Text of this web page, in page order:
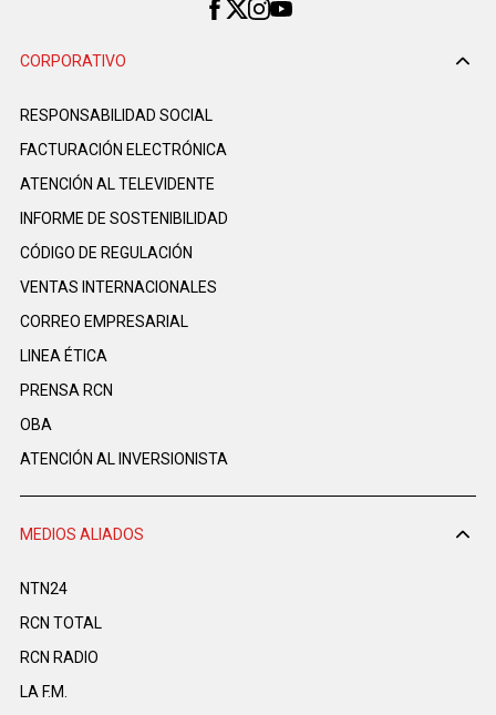
CORPORATIVO
RESPONSABILIDAD SOCIAL
FACTURACIÓN ELECTRÓNICA
ATENCIÓN AL TELEVIDENTE
INFORME DE SOSTENIBILIDAD
CÓDIGO DE REGULACIÓN
VENTAS INTERNACIONALES
CORREO EMPRESARIAL
LINEA ÉTICA
PRENSA RCN
OBA
ATENCIÓN AL INVERSIONISTA
MEDIOS ALIADOS
NTN24
RCN TOTAL
RCN RADIO
LA F.M.